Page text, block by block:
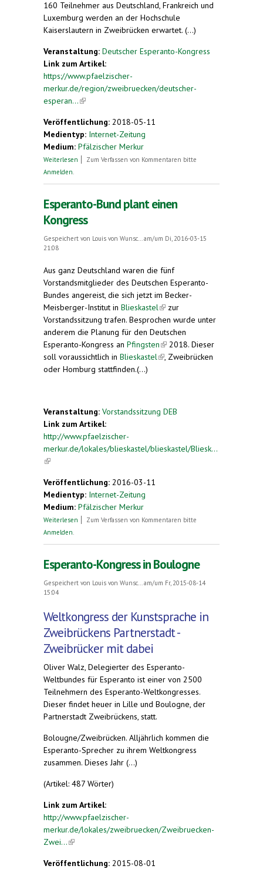
160 Teilnehmer aus Deutschland, Frankreich und
Luxemburg werden an der Hochschule
Kaiserslautern in Zweibrücken erwartet. (...)
Veranstaltung: Deutscher Esperanto-Kongress
Link zum Artikel:
https://www.pfaelzischer-
merkur.de/region/zweibruecken/deutscher-
esperan...(link is external)
Veröffentlichung: 2018-05-11
Medientyp: Internet-Zeitung
Medium: Pfälzischer Merkur
Weiterlesen über Mit Brel-Liedern und Podiumsdiskussion.
Zum Verfassen von Kommentaren bitte
Anmelden
Esperanto-Bund plant einen
Kongress
Gespeichert von Louis von Wunsc...
am/um Di, 2016-03-15
21:08
Aus ganz Deutschland waren die fünf
Vorstandsmitglieder des Deutschen Esperanto-
Bundes angereist, die sich jetzt im Becker-
Meisberger-Institut in Blieskastel (link is external)
zur
Vorstandssitzung trafen. Besprochen wurde unter
anderem die Planung für den Deutschen
Esperanto-Kongress an Pfingsten(link is external)
2018. Dieser
soll voraussichtlich in Blieskastel (link is external)
, Zweibrücken
oder Homburg stattfinden.(...)
Veranstaltung: Vorstandssitzung DEB
Link zum Artikel:
http://www.pfaelzischer-
merkur.de/lokales/blieskastel/blieskastel/Bliesk...
(link is external)
Veröffentlichung: 2016-03-11
Medientyp: Internet-Zeitung
Medium: Pfälzischer Merkur
Weiterlesen über Esperanto-Bund plant einen Kongress
Zum Verfassen von Kommentaren bitte
Anmelden
Esperanto-Kongress in Boulogne
Gespeichert von Louis von Wunsc...
am/um Fr, 2015-08-14
15:04
Weltkongress der Kunstsprache in
Zweibrückens Partnerstadt -
Zweibrücker mit dabei
Oliver Walz, Delegierter des Esperanto-
Weltbundes für Esperanto ist einer von 2500
Teilnehmern des Esperanto-Weltkongresses.
Dieser findet heuer in Lille und Boulogne, der
Partnerstadt Zweibrückens, statt.
Bolougne/Zweibrücken. Alljährlich kommen die
Esperanto-Sprecher zu ihrem Weltkongress
zusammen. Dieses Jahr (...)
(Artikel: 487 Wörter)
Link zum Artikel:
http://www.pfaelzischer-
merkur.de/lokales/zweibruecken/Zweibruecken-
Zwei...(link is external)
Veröffentlichung: 2015-08-01